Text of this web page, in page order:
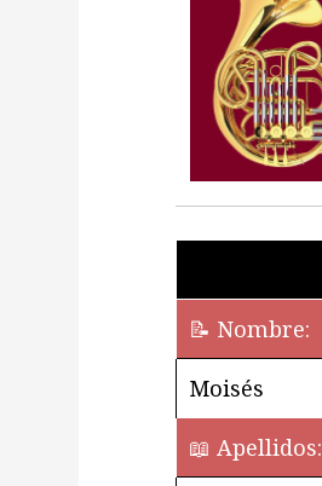
📝 Nombre:
Moisés
📖 Apellidos: